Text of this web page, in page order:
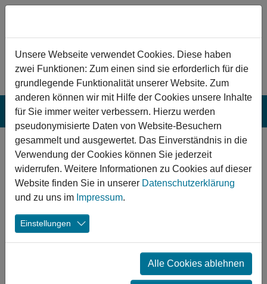
Zum Hauptinhalt springen
Wismar: Sanierung
einer 2-Feld-
Sporthalle
Der Ersatzneubau einer 2-Feld-Sporthalle in Wismar
wertet die soziale und sportliche Infrastruktur der Stadt
und Bewegungszentrum sein und der Bevölkerung die
sportliche Daseinsvorsorge und das gemeinsame
Unsere Webseite verwendet Cookies. Diese haben
zwei Funktionen: Zum einen sind sie erforderlich für die
grundlegende Funktionalität unserer Website. Zum
anderen können wir mit Hilfe der Cookies unsere Inhalte
für Sie immer weiter verbessern. Hierzu werden
pseudonymisierte Daten von Website-Besuchern
gesammelt und ausgewertet. Das Einverständnis in die
Verwendung der Cookies können Sie jederzeit
widerrufen. Weitere Informationen zu Cookies auf dieser
Website finden Sie in unserer Datenschutzerklärung
und zu uns im Impressum.
Einstellungen
Alle Cookies ablehnen